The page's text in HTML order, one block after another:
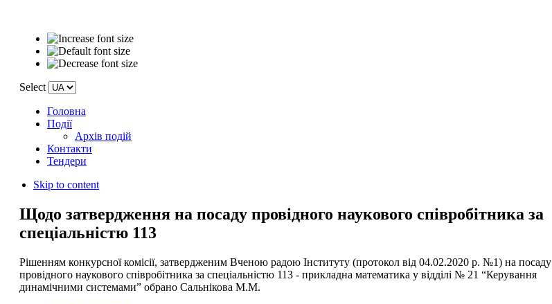
Select
Головна
Події
Архів подій
Контакти
Тендери
Skip to content
Щодо затвердження на посаду провідного наукового співробітника за
спеціальністю 113
Рішенням конкурсної комісії, затвердженим Вченою радою Інституту (протокол від 04.02.2020 р. №1) на посаду
провідного наукового співробітника за спеціальністю 113 - прикладна математика у відділі № 21 “Керування
динамічними системами” обрано Сальнікова М.М.